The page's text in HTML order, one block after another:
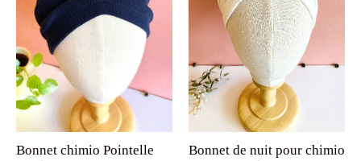
Bonnet chimio Pointelle
Bonnet de nuit pour chimio